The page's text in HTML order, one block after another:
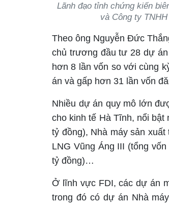
Lãnh đạo tỉnh chứng kiến
và Công ty
Theo ông Nguyễn Đức
chủ trương đầu tư 28 dự
hơn 8 lần vốn so với cùng
án và gấp hơn 31 lần vốn
Nhiều dự án quy mô lớn
cho kinh tế Hà Tĩnh, nổi
tỷ đồng), Nhà máy sản
LNG Vũng Áng III (tổng
tỷ đồng)…
Ở lĩnh vực FDI, các dự án
trong đó có dự án Nhà